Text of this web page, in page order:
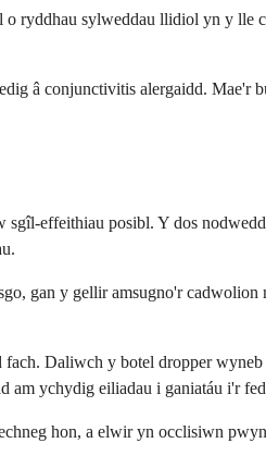
ryddhau sylweddau llidiol yn y
â conjunctivitis alergaidd. Mae'r
effeithiau posibl. Y dos
gan y gellir amsugno'r cadwolion
Daliwch y botel dropper
ychydig eiliadau i ganiatáu i'r
hon, a elwir yn occlisiwn